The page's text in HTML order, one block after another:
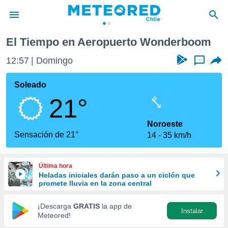
de
por
que se
calidad.
a este
las
y
forma
digital
basada
El Tiempo en Aeropuerto Wonderboom
12:57 Domingo ...
Soleado
21°
Sensación de 21°
Noroeste
14
35 km/h
Última hora
Heladas iniciales darán paso a un ciclón que
promete lluvia en la zona central
¡Descarga GRATIS la app de
Meteored!
Instalar